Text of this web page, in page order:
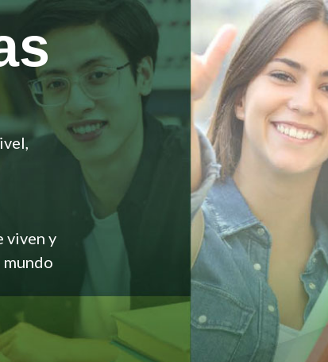
viven y
mundo